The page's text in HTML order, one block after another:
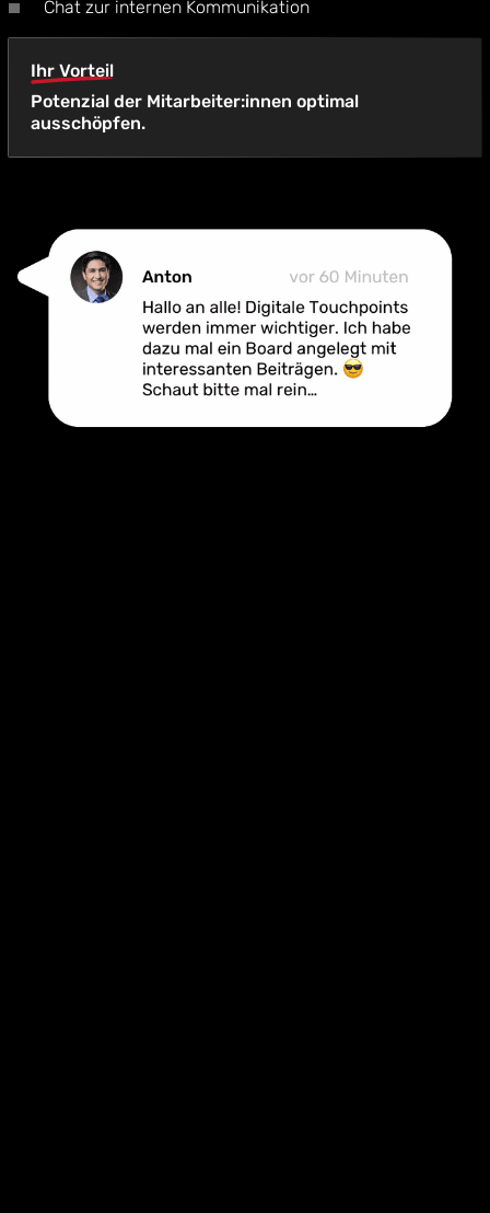
Chat zur internen Kommunikation
Ihr Vorteil
Potenzial der Mitarbeiter:innen optimal
ausschöpfen.